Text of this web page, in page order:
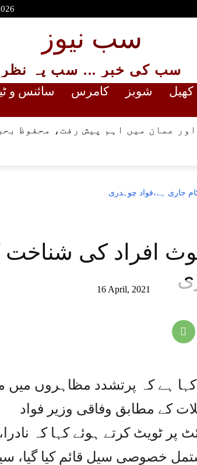
سب نیوز
سب کی خبر ... سب پہ نظر
کھیل شوبز کامرس سائنس و
عمان میں اہم پیش رفت، محفوظ
جاری ہے،فواد چوہدری
افراد کی شناخت
16 April, 2021
کہا ہے کہ پرتشدد مظاہروں میں
کے مطابق وفاقی وزیر فواد
ٹویٹ کرتے ہوئے کہا کہ نادرا،
خصوصی سیل قائم کیا گیا،